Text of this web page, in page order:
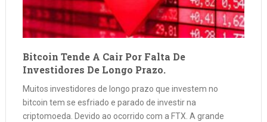
Bitcoin Tende A Cair Por Falta De
Investidores De Longo Prazo.
Muitos investidores de longo prazo que investem no
bitcoin tem se esfriado e parado de investir na
criptomoeda. Devido ao ocorrido com a FTX. A grande